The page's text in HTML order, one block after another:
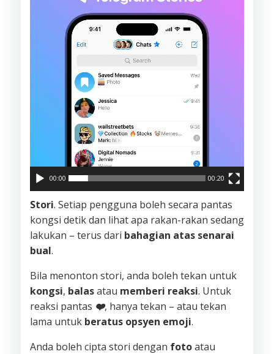
00:00 00:20
Stori. Setiap pengguna boleh secara pantas
kongsi detik dan lihat apa rakan-rakan sedang
lakukan – terus dari bahagian atas senarai
bual.
Bila menonton stori, anda boleh tekan untuk
kongsi, balasatau memberi reaksi. Untuk
reaksi pantas ❤️, hanya tekan – atau tekan
lama untuk beratus opsyen emoji.
Anda boleh cipta stori dengan fotoatau